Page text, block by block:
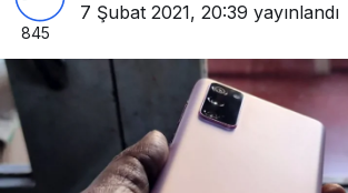
7 Şubat 2021, 20:39 yayınlandı
845